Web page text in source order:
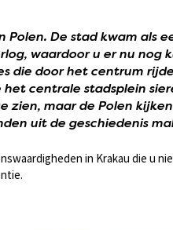
Polen. De stad kwam als
waardoor u er nu
die door het centrum
centrale stadsplein
zien, maar de Polen
uit de geschiedenis
in Krakau die u